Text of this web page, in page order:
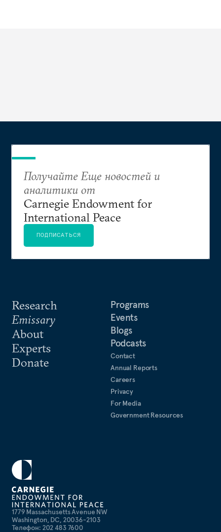
1779 Massachusetts Avenue NW
Washington, DC, 20036-2103
Телефон: 202 483 7600
Research
Emissary
About
Experts
Donate
Programs
Events
Blogs
Podcasts
Contact
Annual Reports
Careers
Privacy
For Media
Government Resources
Получайте Еще новостей и
аналитики от
Carnegie Endowment for
International Peace
ПОДПИСАТЬСЯ